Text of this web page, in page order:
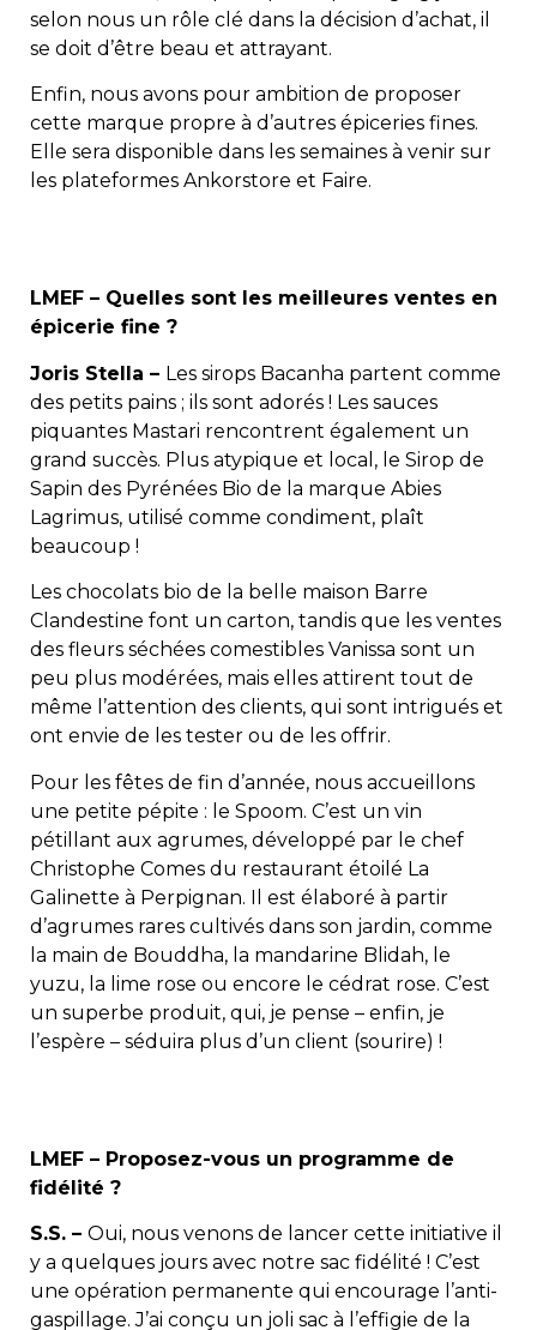
selon nous un rôle clé dans la décision d’achat, il
se doit d’être beau et attrayant.
Enfin, nous avons pour ambition de proposer
cette marque propre à d’autres épiceries fines.
Elle sera disponible dans les semaines à venir sur
les plateformes Ankorstore et Faire.
LMEF – Quelles sont les meilleures ventes en
épicerie fine ?
Joris Stella – Les sirops Bacanha partent comme
des petits pains ; ils sont adorés ! Les sauces
piquantes Mastari rencontrent également un
grand succès. Plus atypique et local, le Sirop de
Sapin des Pyrénées Bio de la marque Abies
Lagrimus, utilisé comme condiment, plaît
beaucoup !
Les chocolats bio de la belle maison Barre
Clandestine font un carton, tandis que les ventes
des fleurs séchées comestibles Vanissa sont un
peu plus modérées, mais elles attirent tout de
même l’attention des clients, qui sont intrigués et
ont envie de les tester ou de les offrir.
Pour les fêtes de fin d’année, nous accueillons
une petite pépite : le Spoom. C’est un vin
pétillant aux agrumes, développé par le chef
Christophe Comes du restaurant étoilé La
Galinette à Perpignan. Il est élaboré à partir
d’agrumes rares cultivés dans son jardin, comme
la main de Bouddha, la mandarine Blidah, le
yuzu, la lime rose ou encore le cédrat rose. C’est
un superbe produit, qui, je pense – enfin, je
l’espère – séduira plus d’un client (sourire) !
LMEF – Proposez-vous un programme de
fidélité ?
S.S. – Oui, nous venons de lancer cette initiative il
y a quelques jours avec notre sac fidélité ! C’est
une opération permanente qui encourage l’anti-
gaspillage. J’ai conçu un joli sac à l’effigie de la